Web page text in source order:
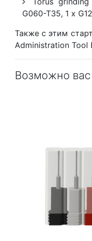
G060-T35, 1 x
Также с этим
Administration Tool
Возможно вас